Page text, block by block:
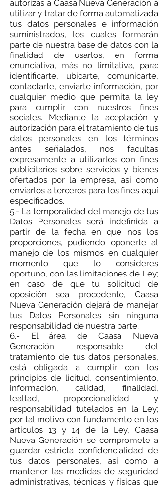
autorizas a Caasa Nueva Generación a
utilizar y tratar de forma automatizada
tus datos personales e información
suministrados, los cuales formarán
parte de nuestra base de datos con la
finalidad de usarlos, en forma
enunciativa, más no limitativa, para:
identificarte, ubicarte, comunicarte,
contactarte, enviarte información, por
cualquier medio que permita la ley
para cumplir con nuestros fines
sociales. Mediante la aceptación y
autorización para el tratamiento de tus
datos personales en los términos
antes señalados, nos facultas
expresamente a utilizarlos con fines
publicitarios sobre servicios y bienes
ofertados por la empresa, así como
enviarlos a terceros para los fines aquí
especificados.
5.- La temporalidad del manejo de tus
Datos Personales será indefinida a
partir de la fecha en que nos los
proporciones, pudiendo oponerte al
manejo de los mismos en cualquier
momento que lo consideres
oportuno, con las limitaciones de Ley;
en caso de que tu solicitud de
oposición sea procedente, Caasa
Nueva Generación dejará de manejar
tus Datos Personales sin ninguna
responsabilidad de nuestra parte.
6.- El área de Caasa Nueva
Generación responsable del
tratamiento de tus datos personales,
está obligada a cumplir con los
principios de licitud, consentimiento,
información, calidad, finalidad,
lealtad, proporcionalidad y
responsabilidad tutelados en la Ley;
por tal motivo con fundamento en los
artículos 13 y 14 de la Ley, Caasa
Nueva Generación se compromete a
guardar estricta confidencialidad de
tus datos personales, así como a
mantener las medidas de seguridad
administrativas, técnicas y físicas que